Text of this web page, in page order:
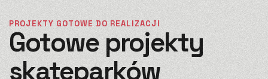
PROJEKTY GOTOWE DO REALIZACJI
Gotowe projekty
skateparków